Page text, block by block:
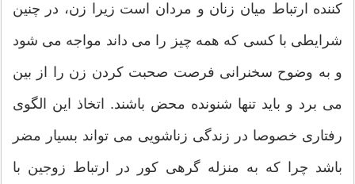
کننده ارتباط میان زنان و مردان است زیرا زن، در چنین
شرایطی با کسی که همه چیز را می داند مواجه می شود
و به وضوح سخنرانی فرصت صحبت کردن زن را از بین
می برد و باید تنها شنونده محض باشند. اتخاذ این الگوی
رفتاری خصوصا در زندگی زناشویی می تواند بسیار مضر
باشد چرا که به منزله گرهی کور در ارتباط زوجین با